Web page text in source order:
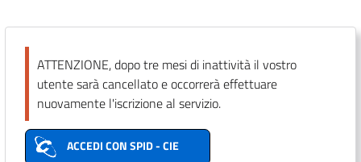
ATTENZIONE, dopo tre mesi di inattività il vostro
utente sarà cancellato e occorrerà effettuare
nuovamente l'iscrizione al servizio.
ACCEDI CON SPID - CIE